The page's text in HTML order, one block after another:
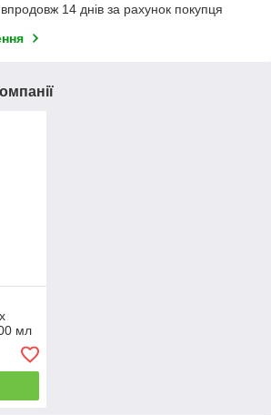
14 днів за рахунок покупця
мл